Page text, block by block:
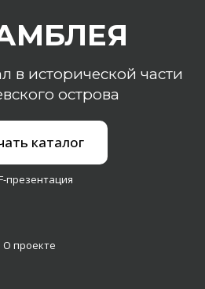
в исторической части
острова
каталог
презентация
О проекте